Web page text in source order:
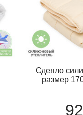
Одеяло
размер